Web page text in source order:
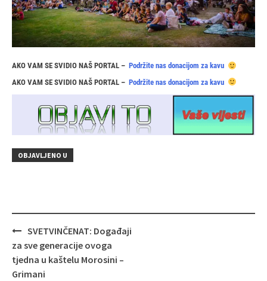
AKO VAM SE SVIDIO NAŠ PORTAL – Podržite nas donacijom za kavu
AKO VAM SE SVIDIO NAŠ PORTAL – Podržite nas donacijom za kavu
OBJAVLJENO U
Navigacija
objava
SVETVINČENAT: Događaji
za sve generacije ovoga
tjedna u kaštelu Morosini –
Grimani